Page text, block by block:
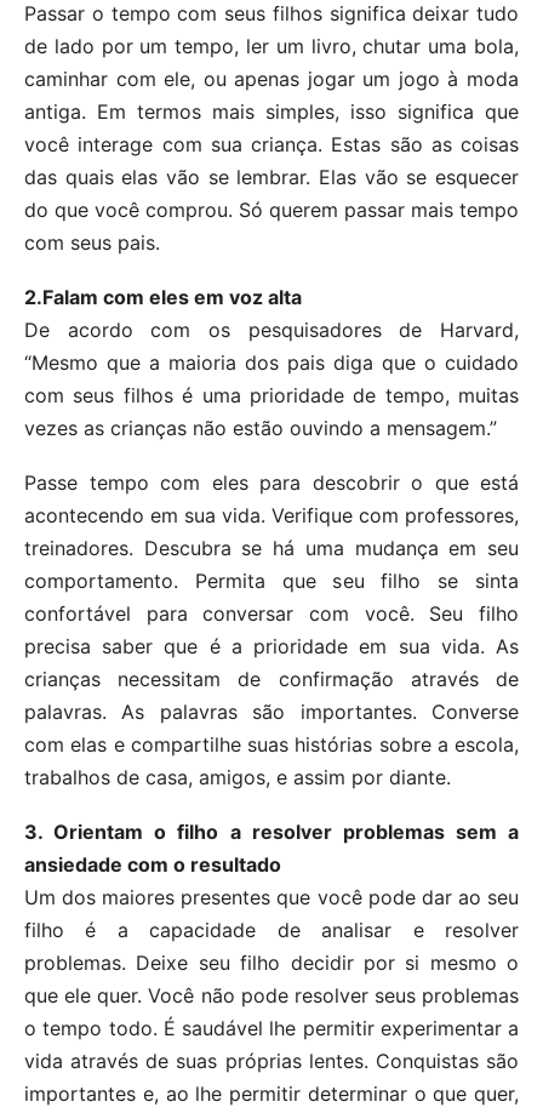
Passar o tempo com seus filhos significa deixar tudo
de lado por um tempo, ler um livro, chutar uma bola,
caminhar com ele, ou apenas jogar um jogo à moda
antiga. Em termos mais simples, isso significa que
você interage com sua criança. Estas são as coisas
das quais elas vão se lembrar. Elas vão se esquecer
do que você comprou. Só querem passar mais tempo
com seus pais.
2.Falam com eles em voz alta
De acordo com os pesquisadores de Harvard,
“Mesmo que a maioria dos pais diga que o cuidado
com seus filhos é uma prioridade de tempo, muitas
vezes as crianças não estão ouvindo a mensagem.”
Passe tempo com eles para descobrir o que está
acontecendo em sua vida. Verifique com professores,
treinadores. Descubra se há uma mudança em seu
comportamento. Permita que seu filho se sinta
confortável para conversar com você. Seu filho
precisa saber que é a prioridade em sua vida. As
crianças necessitam de confirmação através de
palavras. As palavras são importantes. Converse
com elas e compartilhe suas histórias sobre a escola,
trabalhos de casa, amigos, e assim por diante.
3. Orientam o filho a resolver problemas sem a
ansiedade com o resultado
Um dos maiores presentes que você pode dar ao seu
filho é a capacidade de analisar e resolver
problemas. Deixe seu filho decidir por si mesmo o
que ele quer. Você não pode resolver seus problemas
o tempo todo. É saudável lhe permitir experimentar a
vida através de suas próprias lentes. Conquistas são
importantes e, ao lhe permitir determinar o que quer,